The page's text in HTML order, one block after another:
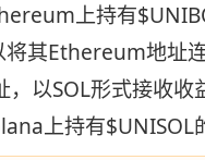
上持有
将其Ethereum地址
以SOL形式接收收
上持有$UNISOL